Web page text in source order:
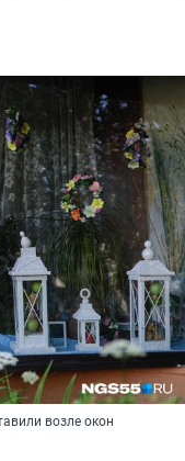
возле окон